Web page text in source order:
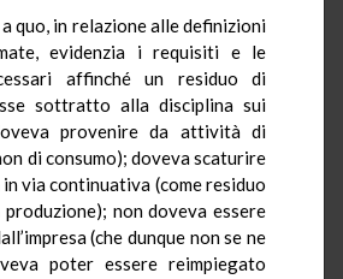
quo, in relazione alle definizioni
evidenzia i requisiti e le
affinché un residuo di
sottratto alla disciplina sui
provenire da attività di
di consumo); doveva scaturire
via continuativa (come residuo
non doveva essere
(che dunque non se ne
poter essere reimpiegato